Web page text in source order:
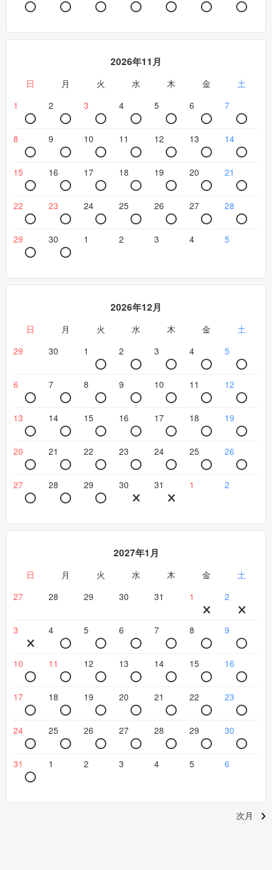
2026年11月
日 月 火 水 木 金
土
1
2 3 4 5 6 7
8 9 10 11 12 13 14
15 16 17 18 19 20 21
22 23 24 25 26 27 28
29 30 1 2 3 4 5
2026年12月
日 月 火 水 木 金
土
29
30 1 2 3 4 5
6 7 8 9 10 11 12
13 14 15 16 17 18 19
20 21 22 23 24 25 26
27 28 29 30 31 1 2
2027年1月
日 月 火 水 木 金
土
27
28 29 30 31 1 2
3 4 5 6 7 8 9
10 11 12 13 14 15 16
17 18 19 20 21 22 23
24 25 26 27 28 29 30
31 1 2 3 4 5 6
次月